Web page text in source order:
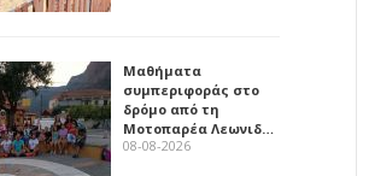
Μαθήματα
συμπεριφοράς στο
δρόμο από τη
Μοτοπαρέα Λεωνιδ…
08-08-2026